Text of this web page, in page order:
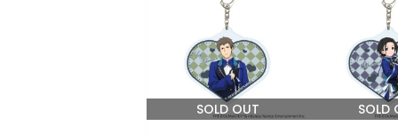
SOLD OUT SOLD